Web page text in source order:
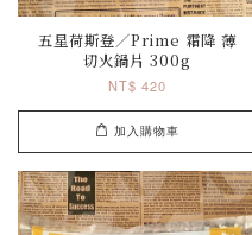
五星荷斯登／Prime 霜降 薄
切火鍋片 300g
NT$ 420
加入購物車